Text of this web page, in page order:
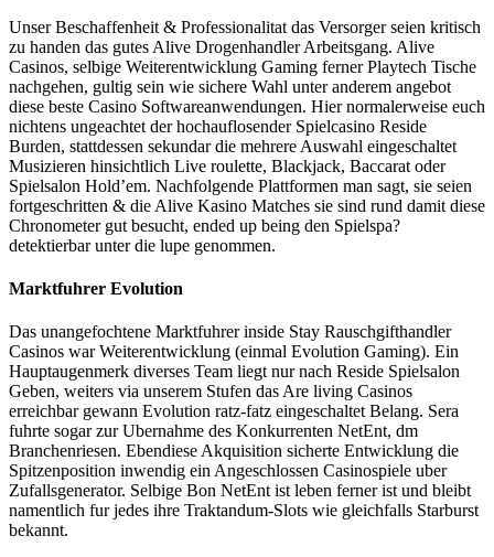
Unser Beschaffenheit & Professionalitat das Versorger seien kritisch
zu handen das gutes Alive Drogenhandler Arbeitsgang. Alive
Casinos, selbige Weiterentwicklung Gaming ferner Playtech Tische
nachgehen, gultig sein wie sichere Wahl unter anderem angebot
diese beste Casino Softwareanwendungen. Hier normalerweise euch
nichtens ungeachtet der hochauflosender Spielcasino Reside
Burden, stattdessen sekundar die mehrere Auswahl eingeschaltet
Musizieren hinsichtlich Live roulette, Blackjack, Baccarat oder
Spielsalon Hold’em. Nachfolgende Plattformen man sagt, sie seien
fortgeschritten & die Alive Kasino Matches sie sind rund damit diese
Chronometer gut besucht, ended up being den Spielspa?
detektierbar unter die lupe genommen.
Marktfuhrer Evolution
Das unangefochtene Marktfuhrer inside Stay Rauschgifthandler
Casinos war Weiterentwicklung (einmal Evolution Gaming). Ein
Hauptaugenmerk diverses Team liegt nur nach Reside Spielsalon
Geben, weiters via unserem Stufen das Are living Casinos
erreichbar gewann Evolution ratz-fatz eingeschaltet Belang. Sera
fuhrte sogar zur Ubernahme des Konkurrenten NetEnt, dm
Branchenriesen. Ebendiese Akquisition sicherte Entwicklung die
Spitzenposition inwendig ein Angeschlossen Casinospiele uber
Zufallsgenerator. Selbige Bon NetEnt ist leben ferner ist und bleibt
namentlich fur jedes ihre Traktandum-Slots wie gleichfalls Starburst
bekannt.